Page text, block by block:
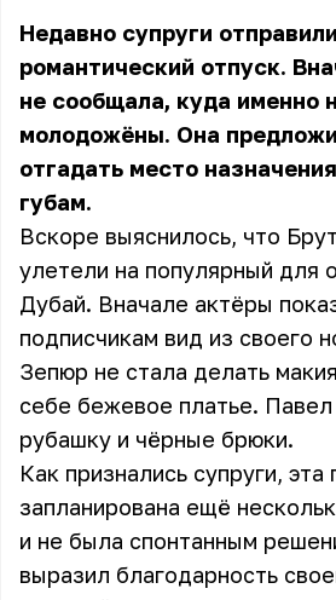
Недавно супруги
романтический отпуск.
не сообщала, куда именно
молодожёны. Она
отгадать место
губам.
Вскоре выяснилось, что
улетели на популярный для
Дубай. Вначале актёры
подписчикам вид из своего
Зепюр не стала делать
себе бежевое платье.
рубашку и чёрные брюки.
Как признались супруги,
запланирована ещё
и не была спонтанным
выразил благодарность